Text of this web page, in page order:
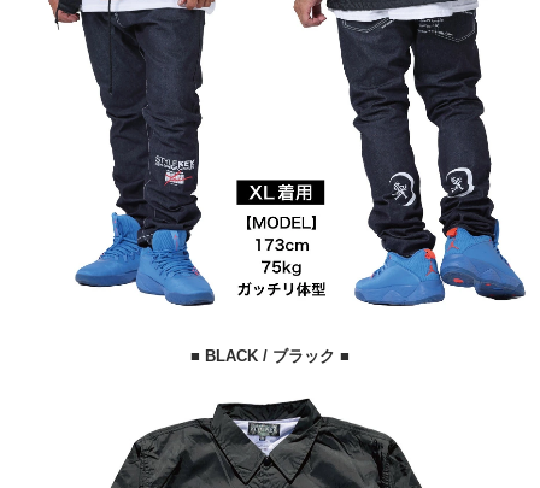
■ BLACK / ブラック ■